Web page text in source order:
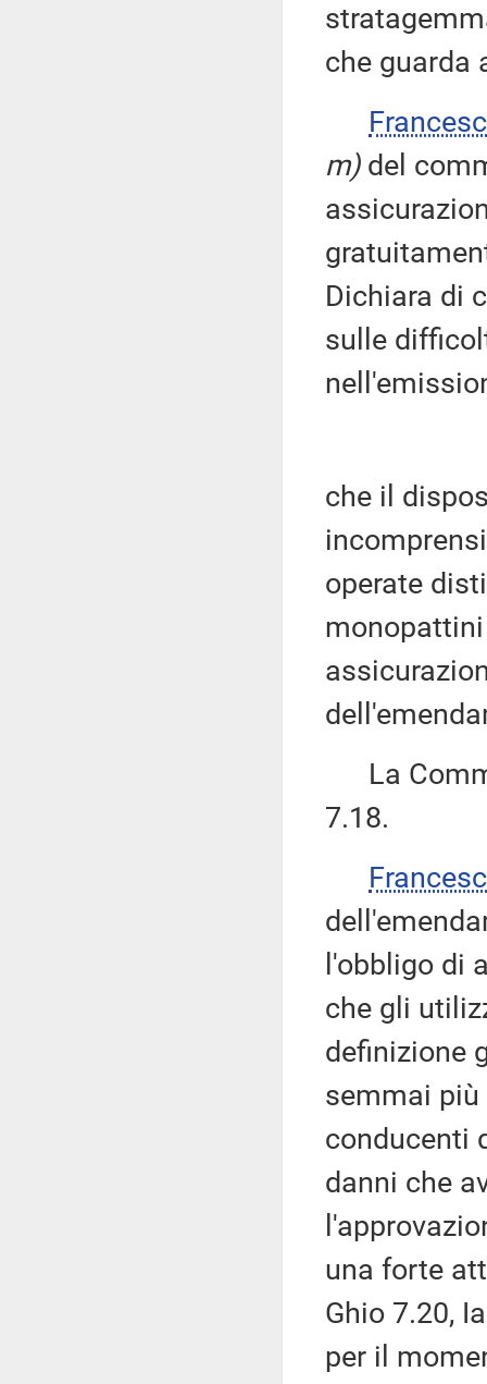
che guarda
m)del
Dichiara di
sulle
che il
operate
La
7.18.
l'obbligo di
che gli
definizione
semmai più
conducenti
danni che
una forte
Ghio 7.20,
per il